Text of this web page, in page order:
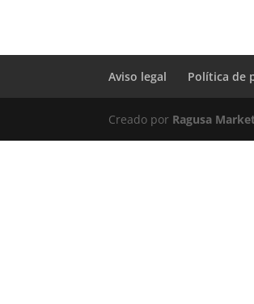
Aviso legal Política de
Creado por Ragusa